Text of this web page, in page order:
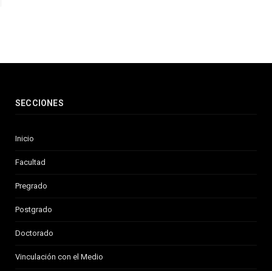
SECCIONES
Inicio
Facultad
Pregrado
Postgrado
Doctorado
Vinculación con el Medio